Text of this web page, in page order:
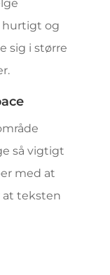
hurtigt og
sig i større
så vigtigt
med at
at teksten